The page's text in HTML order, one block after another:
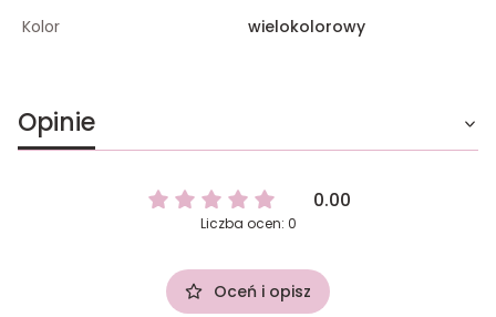
Kolor
wielokolorowy
Opinie
0.00
Liczba ocen: 0
Oceń i opisz